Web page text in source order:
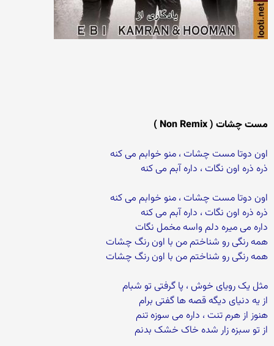
مست چشات ( Non Remix )
اون دوتا مست چشات ، منو خوابم می کنه
ذره ذره اون نگات ، داره آبم می کنه
اون دوتا مست چشات ، منو خوابم می کنه
ذره ذره اون نگات ، داره آبم می کنه
داره می میره دلم واسه مخمل نگات
همه رنگی رو شناختم من با اون رنگ چشات
همه رنگی رو شناختم من با اون رنگ چشات
مثل یک رویای خوش ، پا گرفتی تو شبام
از یه دنیای دیگه قصه ها گفتی برام
هنوز از هرم تنت ، داره می سوزه تنم
از تو سبزه زار شده خاک خشک بدنم